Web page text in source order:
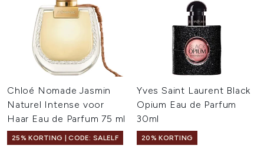
Chloé Nomade Jasmin
Naturel Intense voor
Haar Eau de Parfum 75 ml
25% KORTING | CODE: SALELF
Yves Saint Laurent Black
Opium Eau de Parfum
30ml
20% KORTING